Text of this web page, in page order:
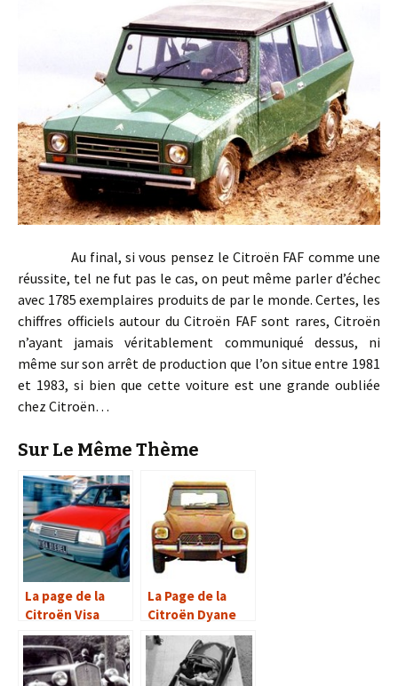
Au final, si vous pensez le Citroën FAF comme une
réussite, tel ne fut pas le cas, on peut même parler d’échec
avec 1785 exemplaires produits de par le monde. Certes, les
chiffres officiels autour du Citroën FAF sont rares, Citroën
n’ayant jamais véritablement communiqué dessus, ni
même sur son arrêt de production que l’on situe entre 1981
et 1983, si bien que cette voiture est une grande oubliée
chez Citroën…
Sur Le Même Thème
La page de la
Citroën Visa
La Page de la
Citroën Dyane